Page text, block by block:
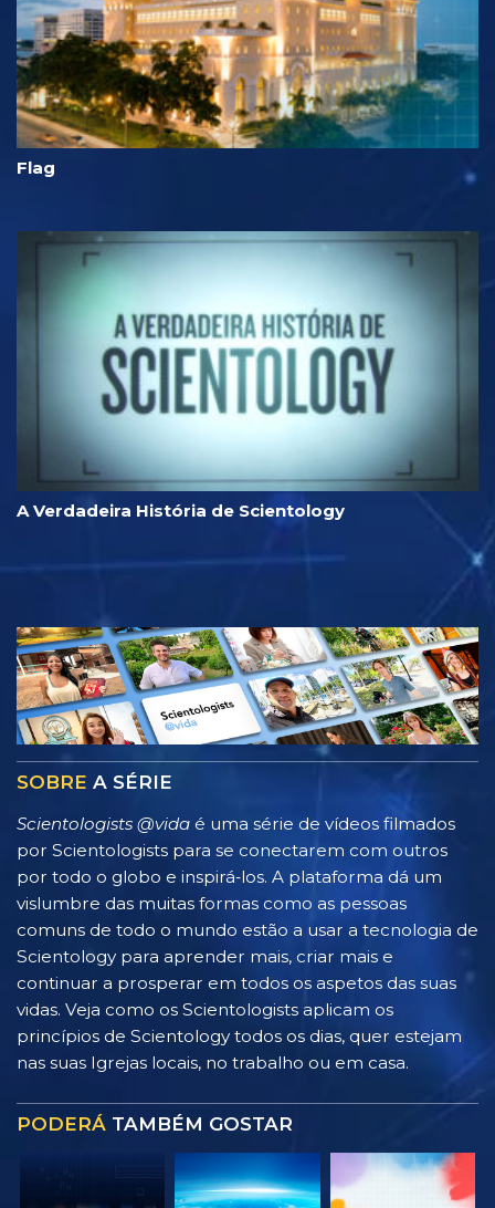
Flag
A Verdadeira História de Scientology
SOBRE A SÉRIE
Scientologists @vida é uma série de vídeos filmados
por Scientologists para se conectarem com outros
por todo o globo e inspirá‑los. A plataforma dá um
vislumbre das muitas formas como as pessoas
comuns de todo o mundo estão a usar a tecnologia de
Scientology para aprender mais, criar mais e
continuar a prosperar em todos os aspetos das suas
vidas. Veja como os Scientologists aplicam os
princípios de Scientology todos os dias, quer estejam
nas suas Igrejas locais, no trabalho ou em casa.
PODERÁ TAMBÉM GOSTAR